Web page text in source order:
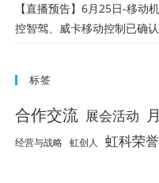
【直播预告】6月25日-移动
控智驾、威卡移动控制已确
标签
合作交流 展会活动
经营与战略 虹创人 虹科荣誉